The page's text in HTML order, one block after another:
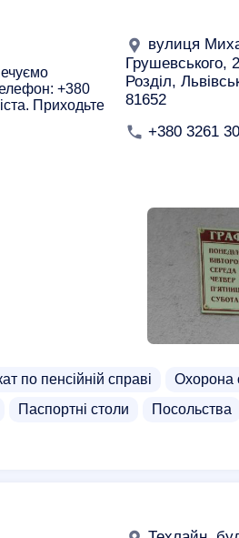
+380
Приходьте
вулиця
Грушевського,
Розділ,
81652
+380 3261
по пенсійній справі
Охорона
Паспортні столи Посольства